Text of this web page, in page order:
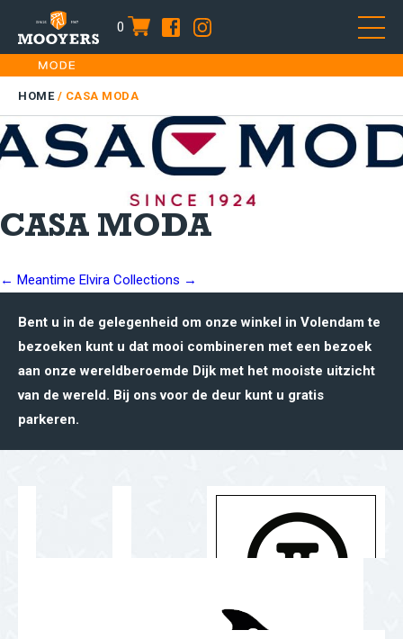
0 item
Skip
to
content
HOME
DAMES
HEREN
KIDS
PLUS SIZE
HOME/ CASA MODA
CASA MODA
POST
NAVIGATION
← Meantime Elvira Collections →
Bent u in de gelegenheid om onze winkel in Volendam te
bezoeken kunt u dat mooi combineren met een bezoek
aan onze wereldberoemde Dijk met het mooiste uitzicht
van de wereld. Bij ons voor de deur kunt u gratis
parkeren.